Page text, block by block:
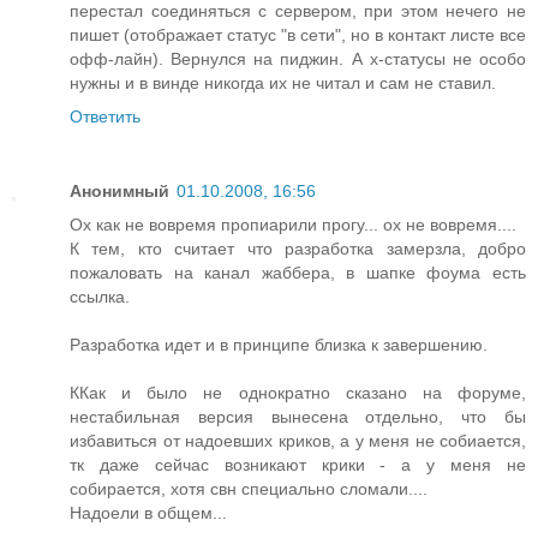
перестал соединяться с сервером, при этом нечего не
пишет (отображает статус "в сети", но в контакт листе все
офф-лайн). Вернулся на пиджин. А х-статусы не особо
нужны и в винде никогда их не читал и сам не ставил.
Ответить
Анонимный 01.10.2008, 16:56
Ох как не вовремя пропиарили прогу... ох не вовремя....
К тем, кто считает что разработка замерзла, добро
пожаловать на канал жаббера, в шапке фоума есть
ссылка.
Разработка идет и в принципе близка к завершению.
ККак и было не однократно сказано на форуме,
нестабильная версия вынесена отдельно, что бы
избавиться от надоевших криков, а у меня не собиается,
тк даже сейчас возникают крики - а у меня не
собирается, хотя свн специально сломали....
Надоели в общем...